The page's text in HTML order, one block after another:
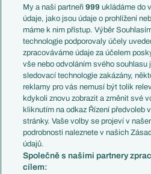
Témata
Představení týmů MS
EuroSkauting
PL v kostce
Evropské koeficienty
Přestupy
Přestupové spekulace
Zranění
Kluby
Arsenal FC
Chelsea FC
Manchester United
AC Milán
My a naši partneři999 ukládáme do
údaje, jako jsou údaje o prohlížení
máme k nim přístup. Výběr
technologie podporovaly účely
zpracováváme údaje za účelem
vše nebo odvoláním svého souhlasu
sledovací technologie zakázány,
reklamy pro vás nemusí být tolik
kdykoli znovu zobrazit a změnit své
kliknutím na odkaz Řízení předvoleb
stránky. Vaše volby se projeví v
podrobnosti naleznete v našich
údajů.
Společně s našimi partnery
cílem: